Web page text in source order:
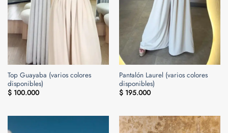
Top Guayaba (varios colores
disponibles)
$100.000
Pantalón Laurel (varios colores
disponibles)
$195.000